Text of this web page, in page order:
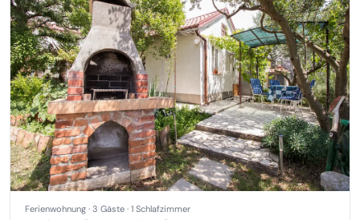
Ferienwohnung · 3 Gäste · 1 Schlafzimmer